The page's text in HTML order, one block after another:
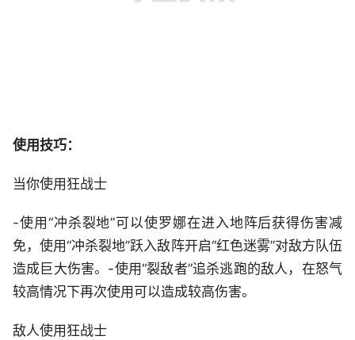
使用技巧：
当你使用狂战士
-使用“冲杀裂地”可以使罗娜在进入地阵后获得伤害减
免，使用“冲杀裂地”跃入敌阵开启“红色迷雾”对敌方队伍
造成巨大伤害。-使用“裂敌者”追杀逃跑的敌人，在怒气
较高情况下再次使用可以造成较高伤害。
敌人使用狂战士